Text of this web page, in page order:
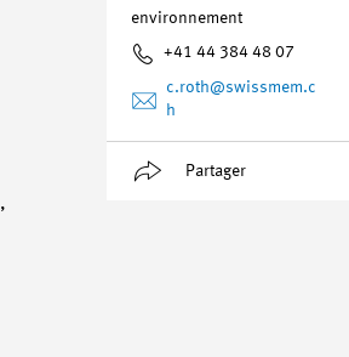
environnement
+41 44 384 48 07
c.roth@swissmem.c
h
Partager
,